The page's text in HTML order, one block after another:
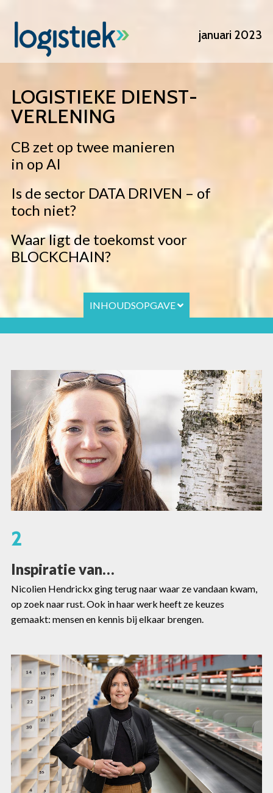
en
naar
gaan
januari 2023
LOGISTIEKE DIENST­
VERLENING
CB zet op twee manieren
in op AI
Is de sector DATA DRIVEN – of
toch niet?
Waar ligt de toekomst voor
BLOCKCHAIN?
INHOUDSOPGAVE
2
Inspiratie van…
Nicolien Hendrickx ging terug naar waar ze vandaan kwam,
op zoek naar rust. Ook in haar werk heeft ze keuzes
gemaakt: mensen en kennis bij elkaar brengen.